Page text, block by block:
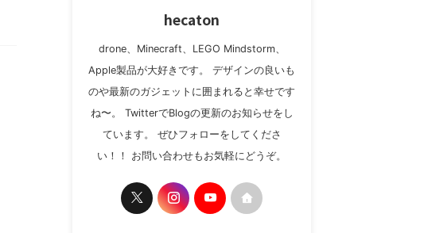
hecaton
drone、Minecraft、LEGO Mindstorm、
Apple製品が大好きです。 デザインの良いも
のや最新のガジェットに囲まれると幸せです
ね〜。 TwitterでBlogの更新のお知らせをし
ています。 ぜひフォローをしてくださ
い！！ お問い合わせもお気軽にどうぞ。